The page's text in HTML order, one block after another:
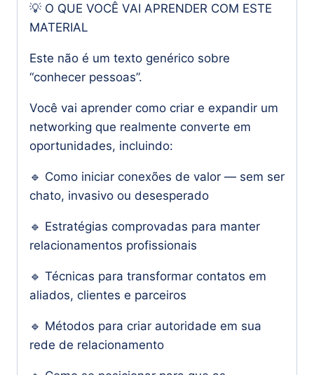
💡 O QUE VOCÊ VAI APRENDER COM ESTE
MATERIAL
Este não é um texto genérico sobre
“conhecer pessoas”.
Você vai aprender como criar e expandir um
networking que realmente converte em
oportunidades, incluindo:
🔹 Como iniciar conexões de valor — sem ser
chato, invasivo ou desesperado
🔹 Estratégias comprovadas para manter
relacionamentos profissionais
🔹 Técnicas para transformar contatos em
aliados, clientes e parceiros
🔹 Métodos para criar autoridade em sua
rede de relacionamento